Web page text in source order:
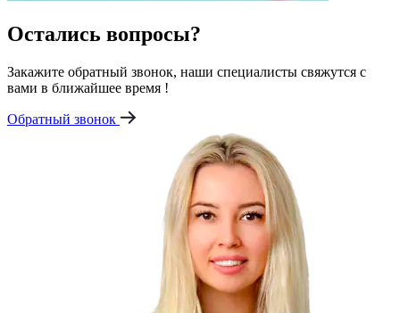
Остались вопросы?
Закажите обратный звонок, наши специалисты свяжутся с
вами в ближайшее время !
Обратный звонок